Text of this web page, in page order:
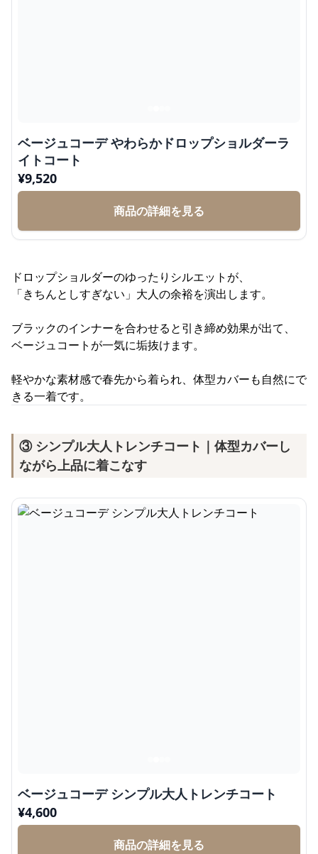
ベージュコーデ やわらかドロップショルダーラ
イトコート
¥9,520
商品の詳細を見る
ドロップショルダーのゆったりシルエットが、
「きちんとしすぎない」大人の余裕を演出します。
ブラックのインナーを合わせると引き締め効果が出て、
ベージュコートが一気に垢抜けます。
軽やかな素材感で春先から着られ、体型カバーも自然にで
きる一着です。
③ シンプル大人トレンチコート｜体型カバーし
ながら上品に着こなす
ベージュコーデ シンプル大人トレンチコート
¥4,600
商品の詳細を見る